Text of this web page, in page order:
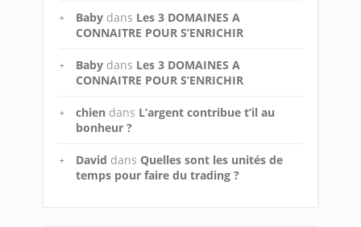
Baby dans Les 3 DOMAINES A
CONNAITRE POUR S’ENRICHIR
Baby dans Les 3 DOMAINES A
CONNAITRE POUR S’ENRICHIR
chien dans L’argent contribue t’il au
bonheur ?
David dans Quelles sont les unités de
temps pour faire du trading ?